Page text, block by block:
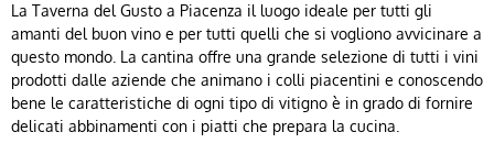
La Taverna del Gusto a Piacenza il luogo ideale per tutti gli
amanti del buon vino e per tutti quelli che si vogliono avvicinare a
questo mondo. La cantina offre una grande selezione di tutti i vini
prodotti dalle aziende che animano i colli piacentini e conoscendo
bene le caratteristiche di ogni tipo di vitigno è in grado di fornire
delicati abbinamenti con i piatti che prepara la cucina.